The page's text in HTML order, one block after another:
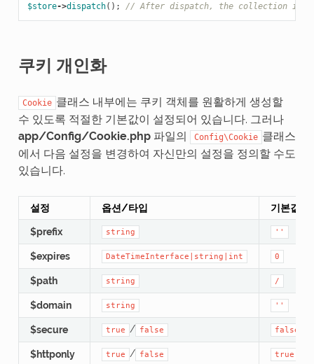
$store->dispatch(); // After dispatch, the collection is
쿠키 개인화
Cookie 클래스 내부에는 쿠키 객체를 원활하게 생성할
수 있도록 적절한 기본값이 설정되어 있습니다. 그러나
app/Config/Cookie.php파일의 Config\Cookie 클래스
에서 다음 설정을 변경하여 자신만의 설정을 정의할 수도
있습니다.
설정 옵션/타입
기본값
$prefix
string ''
$expires DateTimeInterface|string|int 0
$path string /
$domain string ''
$secure true / false false
$httponly true / false true